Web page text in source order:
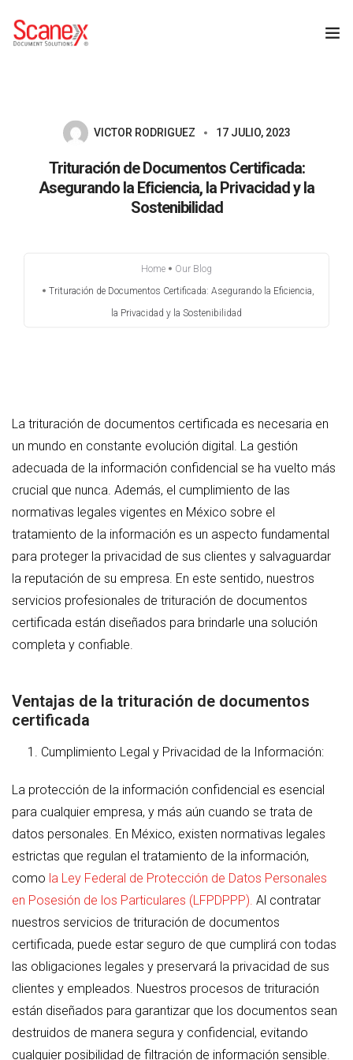
NOSOTROS – SCANEX
SERVICIOS
VICTOR RODRIGUEZ 17 JULIO, 2023
Trituración de Documentos Certificada:
Asegurando la Eficiencia, la Privacidad y la
Sostenibilidad
Home
Our Blog
Trituración de Documentos Certificada: Asegurando la Eficiencia,
la Privacidad y la Sostenibilidad
La trituración de documentos certificada es necesaria en
un mundo en constante evolución digital. La gestión
adecuada de la información confidencial se ha vuelto más
crucial que nunca. Además, el cumplimiento de las
normativas legales vigentes en México sobre el
tratamiento de la información es un aspecto fundamental
para proteger la privacidad de sus clientes y salvaguardar
la reputación de su empresa. En este sentido, nuestros
servicios profesionales de trituración de documentos
certificada están diseñados para brindarle una solución
completa y confiable.
Ventajas de la trituración de documentos
certificada
Cumplimiento Legal y Privacidad de la Información:
La protección de la información confidencial es esencial
para cualquier empresa, y más aún cuando se trata de
datos personales. En México, existen normativas legales
estrictas que regulan el tratamiento de la información,
como la Ley Federal de Protección de Datos Personales
en Posesión de los Particulares (LFPDPPP). Al contratar
nuestros servicios de trituración de documentos
certificada, puede estar seguro de que cumplirá con todas
las obligaciones legales y preservará la privacidad de sus
clientes y empleados. Nuestros procesos de trituración
están diseñados para garantizar que los documentos sean
destruidos de manera segura y confidencial, evitando
cualquier posibilidad de filtración de información sensible.